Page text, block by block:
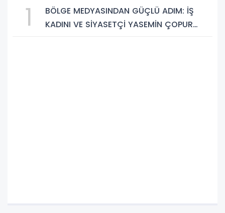
1
BÖLGE MEDYASINDAN GÜÇLÜ ADIM: İŞ
KADINI VE SİYASETÇİ YASEMİN ÇOPUR